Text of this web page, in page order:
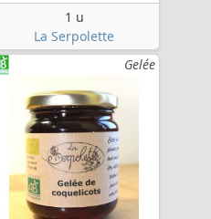
1 u
La Serpolette
Gelée